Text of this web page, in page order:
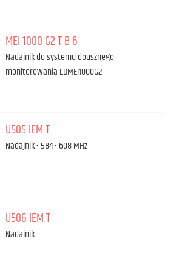
MEI 1000 G2 T B 6
Nadajnik do systemu dousznego
monitorowania LDMEI1000G2
U505 IEM T
Nadajnik - 584 - 608 MHz
U506 IEM T
Nadajnik